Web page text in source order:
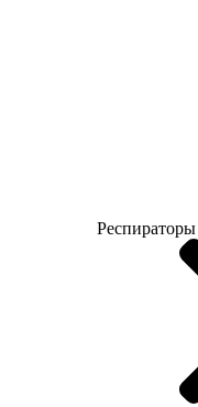
Респираторы